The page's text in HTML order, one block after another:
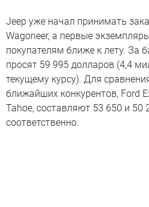
Jeep уже начал принимать
Wagoneer, а первые
покупателям ближе к лету. За
просят 59 995 долларов (4,4
текущему курсу). Для
ближайших конкурентов, Ford
Tahoe, составляют 53 650 и 50
соответственно.